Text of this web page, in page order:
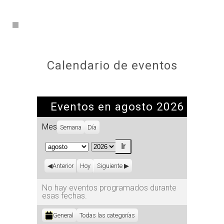
Calendario de eventos
Eventos en agosto 2026
Mes Semana Día
Mes
Año
Anterior Hoy Siguiente
No hay eventos programados durante
esas fechas.
Categorías
General Todas las categorías